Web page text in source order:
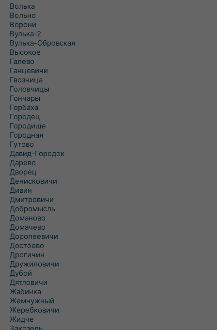
Волька
Вольно
Ворони
Вулька-2
Вулька-Обровская
Высокое
Галево
Ганцевичи
Гвозница
Головчицы
Гончары
Горбаха
Городец
Городище
Городная
Гутово
Давид-Городок
Дарево
Дворец
Денисковичи
Дивин
Дмитровичи
Добромысль
Доманово
Домачево
Доропеевичи
Достоево
Дрогичин
Дружиловичи
Дубой
Дятловичи
Жабинка
Жемчужный
Жеребковичи
Жидче